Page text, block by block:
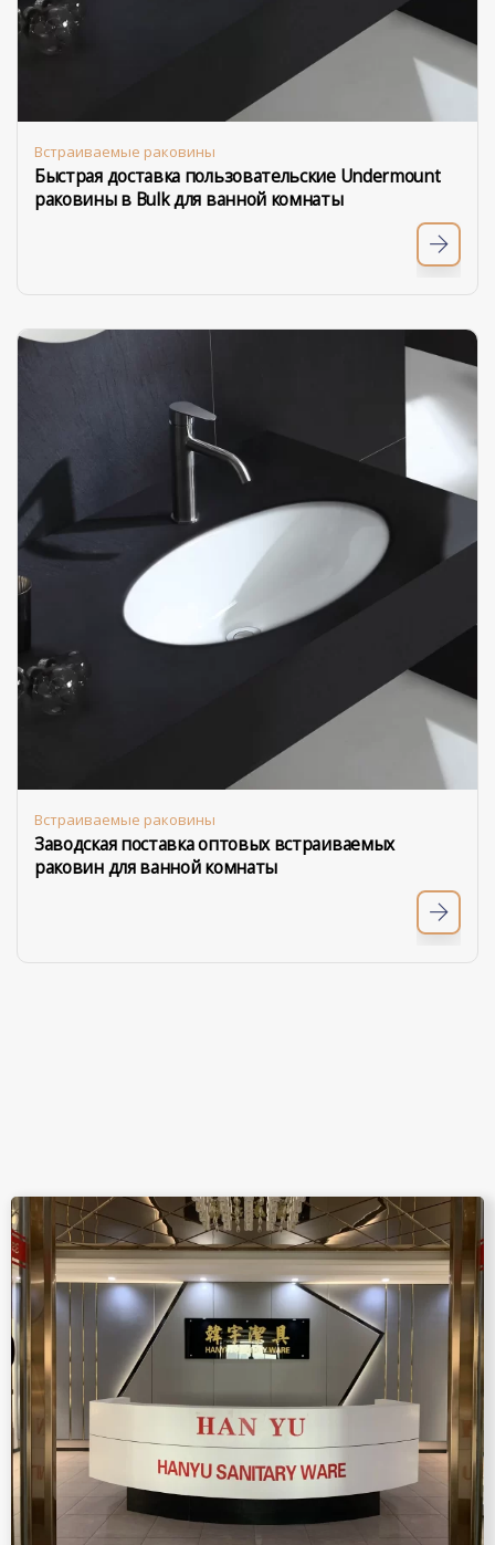
Встраиваемые раковины
Быстрая доставка пользовательские Undermount
раковины в Bulk для ванной комнаты
Встраиваемые раковины
Заводская поставка оптовых встраиваемых
раковин для ванной комнаты